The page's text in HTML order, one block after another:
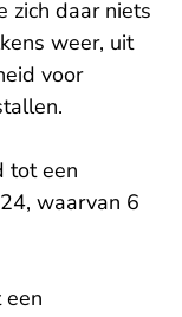
zich daar niets
weer, uit
voor
tot een
waarvan 6